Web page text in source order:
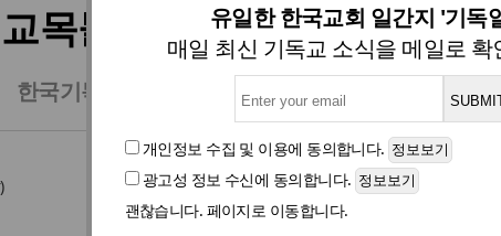
유일한 한국교회 일간지 '기독
매일 최신 기독교 소식을 메일로 확
개인정보 수집 및 이용에 동의합니다.
광고성 정보 수신에 동의합니다.
괜찮습니다. 페이지로 이동합니다.
교목들, ‘AI 시대 속 기독교 대
한국기독교대학교목회 하계연수회 및 한국대학선
)